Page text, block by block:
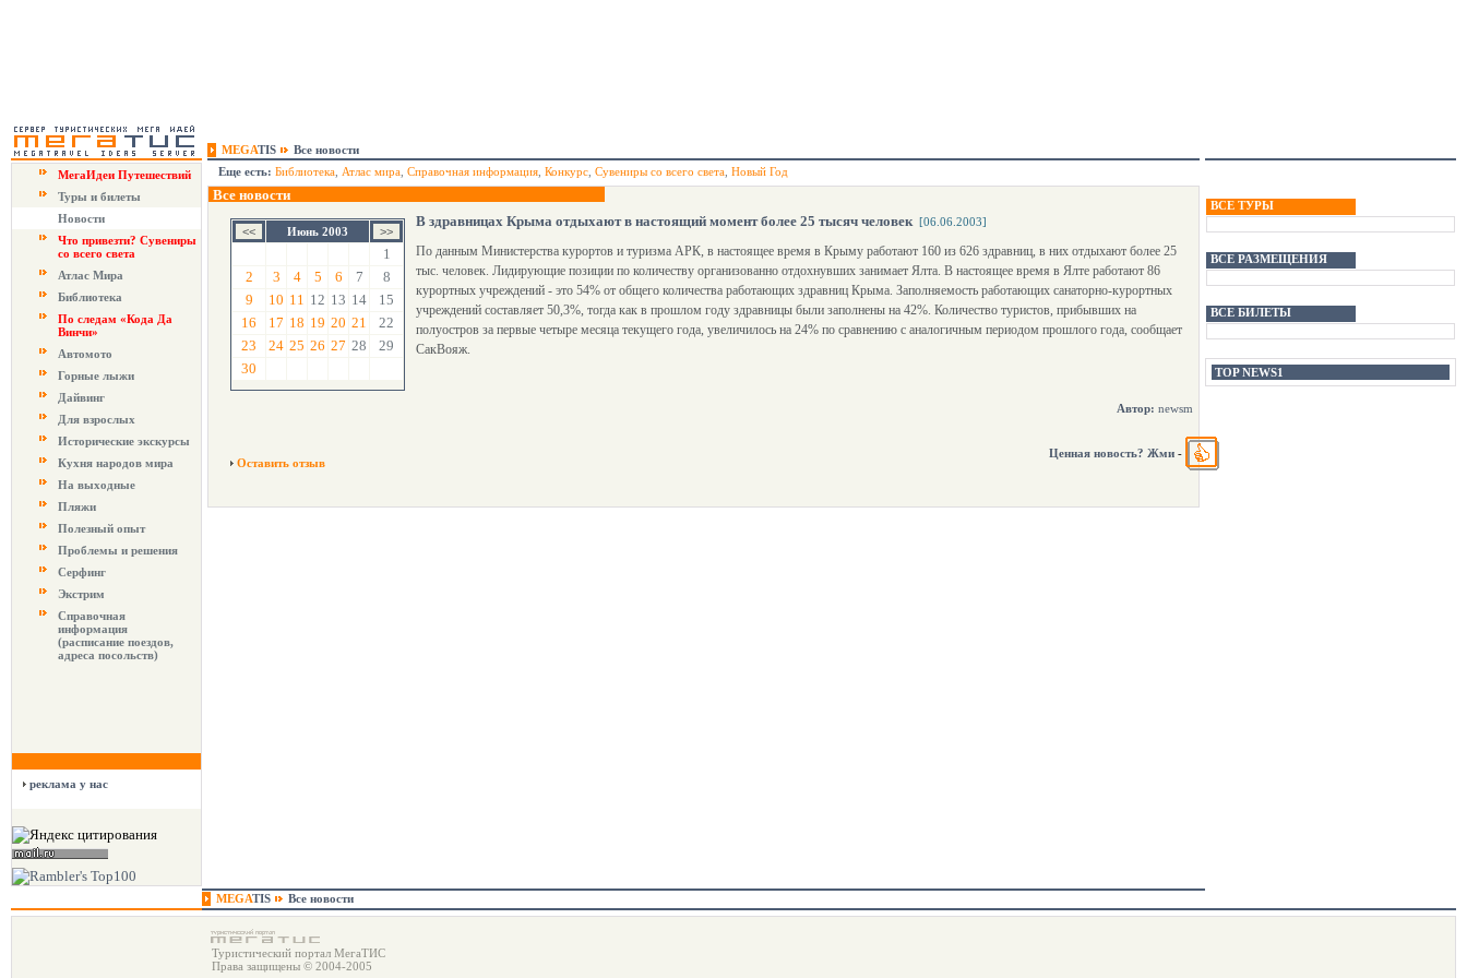
MEGATIS
Все новости
МегаИдеи Путешествий
Туры и билеты
Новости
Что привезти? Сувениры
со всего света
Атлас Мира
Библиотека
По следам «Кода Да
Винчи»
Автомото
Горные лыжи
Дайвинг
Для взрослых
Исторические экскурсы
Кухня народов мира
На выходные
Пляжи
Полезный опыт
Проблемы и решения
Серфинг
Экстрим
Справочная
информация
(расписание поездов,
адреса посольств)
реклама у нас
Еще есть: Библиотека Атлас мира Справочная информация Конкурс Сувениры со всего света Новый Год
Все новости
Июнь 2003
1
2
3 4 5 6 7
8
9
10 11 12 13 14
15
16
17 18 19 20 21
22
23
24 25 26 27 28
29
30
В здравницах Крыма отдыхают в настоящий момент более 25 тысяч человек [06.06.2003]
По данным Министерства курортов и туризма АРК, в настоящее время в Крыму работают 160 из 626 здравниц, в них отдыхают более 25
тыс. человек. Лидирующие позиции по количеству организованно отдохнувших занимает Ялта. В настоящее время в Ялте работают 86
курортных учреждений - это 54% от общего количества работающих здравниц Крыма. Заполняемость работающих санаторно-курортных
учреждений составляет 50,3%, тогда как в прошлом году здравницы были заполнены на 42%. Количество туристов, прибывших на
полуостров за первые четыре месяца текущего года, увеличилось на 24% по сравнению с аналогичным периодом прошлого года, сообщает
СакВояж.
Автор: newsm
Оставить отзыв
Ценная новость? Жми -
ВСЕ ТУРЫ
ВСЕ РАЗМЕЩЕНИЯ
ВСЕ БИЛЕТЫ
TOP NEWS1
MEGATIS Все новости
Туристический портал МегаТИС
Права защищены © 2004-2005